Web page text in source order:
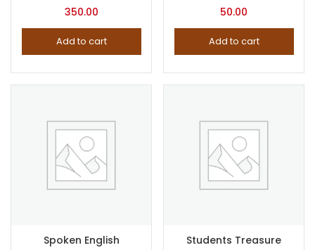
350.00
Add to cart
50.00
Add to cart
Spoken English
Students Treasure